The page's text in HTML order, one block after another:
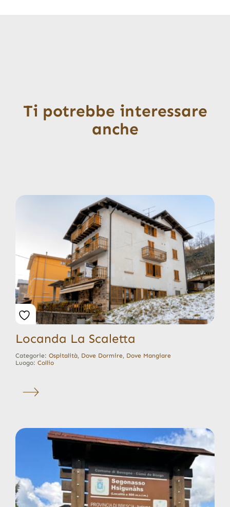
Ti potrebbe interessare
anche
Locanda La Scaletta
Categorie: Ospitalità, Dove Dormire, Dove Mangiare
Luogo: Collio